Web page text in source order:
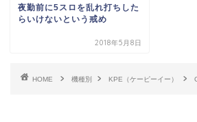
夜勤前に5スロを乱れ打ちした
らいけないという戒め
2018年5月8日
HOME 機種別 KPE（ケーピーイー）